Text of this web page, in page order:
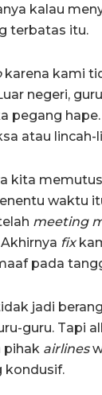
kalau
terbatas itu.
karena kami
negeri,
pegang
atau lincah-
kita
waktu
meeting
fix
pada
jadi
guru. Tapi
pihak airlines
kondusif.